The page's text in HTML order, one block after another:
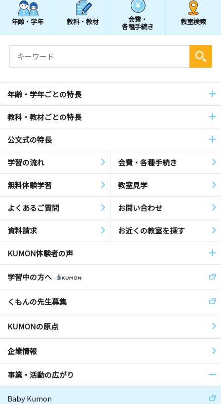
年齢・学年 教科・教材 会費・
各種手続き
教室検索
年齢・学年ごとの特長
教科・教材ごとの特長
公文式の特長
学習の流れ 会費・各種手続き
無料体験学習 教室見学
よくあるご質問 お問い合わせ
資料請求 お近くの教室を探す
KUMON体験者の声
学習中の方へ
くもんの先生募集
KUMONの原点
企業情報
事業・活動の広がり
Baby Kumon